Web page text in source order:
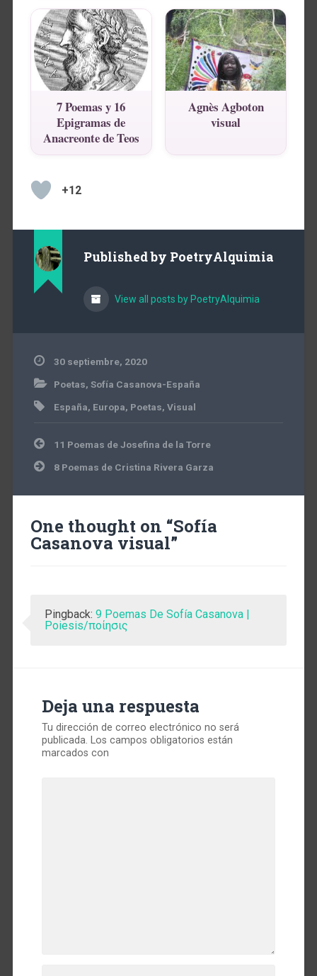
7 Poemas y 16
Epigramas de
Anacreonte de Teos
Agnès Agboton
visual
+12
Published by PoetryAlquimia
View all posts by PoetryAlquimia
30 septiembre, 2020
Poetas, Sofía Casanova-España
España, Europa, Poetas, Visual
Navegación
entradas
11 Poemas de Josefina de la Torre
8 Poemas de Cristina Rivera Garza
One thought on “Sofía
Casanova visual”
Pingback: 9 Poemas De Sofía Casanova |
Poiesis/ποίησις
Deja una respuesta
Tu dirección de correo electrónico no será
publicada. Los campos obligatorios están
marcados con